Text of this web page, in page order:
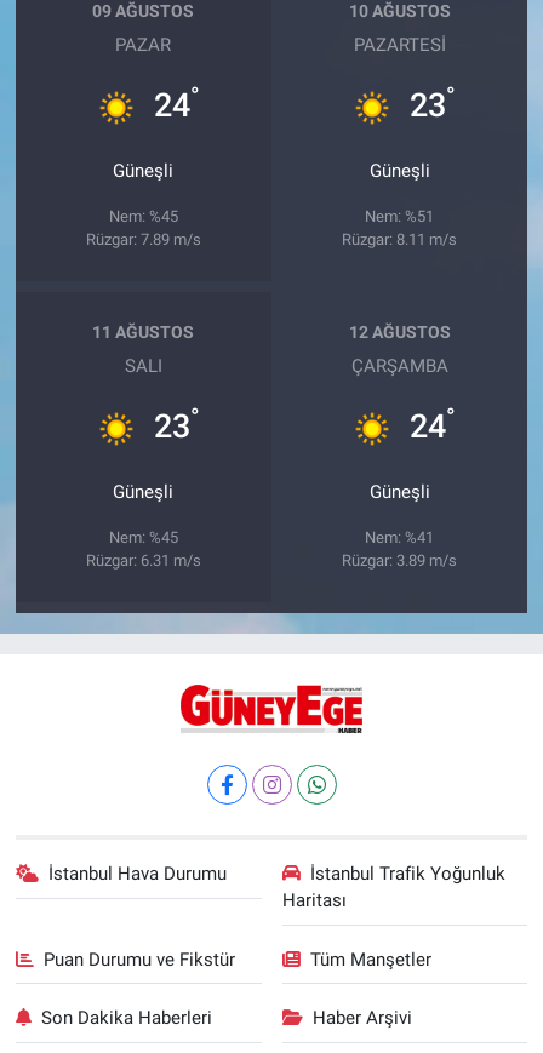
09 AĞUSTOS
PAZAR
24°
Güneşli
Nem: %45
Rüzgar: 7.89 m/s
10 AĞUSTOS
PAZARTESI
23°
Güneşli
Nem: %51
Rüzgar: 8.11 m/s
11 AĞUSTOS
SALI
23°
Güneşli
Nem: %45
Rüzgar: 6.31 m/s
12 AĞUSTOS
ÇARŞAMBA
24°
Güneşli
Nem: %41
Rüzgar: 3.89 m/s
İstanbul Hava Durumu
İstanbul Trafik Yoğunluk
Haritası
Puan Durumu ve Fikstür Tüm Manşetler
Son Dakika Haberleri Haber Arşivi